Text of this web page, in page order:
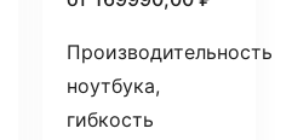
Производительность
ноутбука,
гибкость